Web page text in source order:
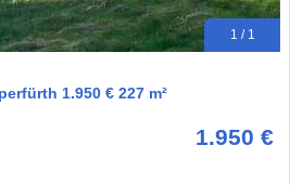
1 / 1
1.950 € 227 m²
1.950 €